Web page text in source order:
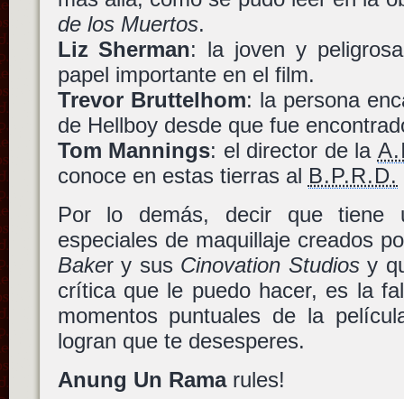
de los Muertos.
Liz Sherman: la joven y
papel importante en el film.
Trevor Bruttelhom: la persona
de Hellboy desde que fue
Tom Mannings: el director de la
conoce en estas tierras al B.P.R.D.
Por lo demás, decir que tiene
especiales de maquillaje creados
Baker y sus Cinovation Studiosy
crítica que le puedo hacer, es la
momentos puntuales de la
logran que te desesperes.
Anung Un Ramarules!